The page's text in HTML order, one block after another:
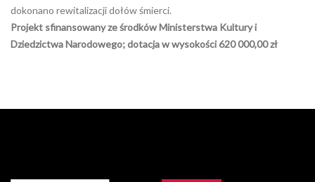
dokonano rewitalizacji dołów śmierci.
Projekt sfinansowany ze środków Ministerstwa Kultury i
Dziedzictwa Narodowego; dotacja w wysokości 620 000,00 zł